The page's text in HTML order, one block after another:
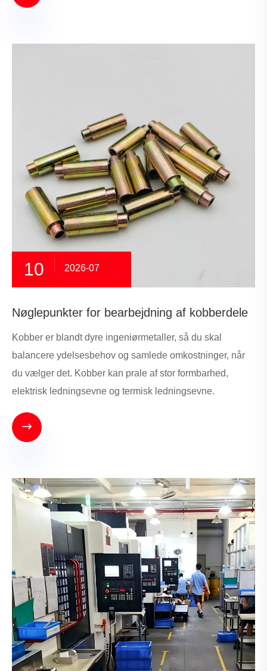
10 2026-07
Nøglepunkter for bearbejdning af kobberdele
Kobber er blandt dyre ingeniørmetaller, så du skal
balancere ydelsesbehov og samlede omkostninger, når
du vælger det. Kobber kan prale af stor formbarhed,
elektrisk ledningsevne og termisk ledningsevne.
